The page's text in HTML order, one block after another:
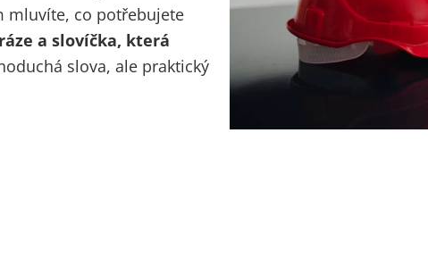
mluvíte, co potřebujete
a slovíčka, která
slova, ale praktický